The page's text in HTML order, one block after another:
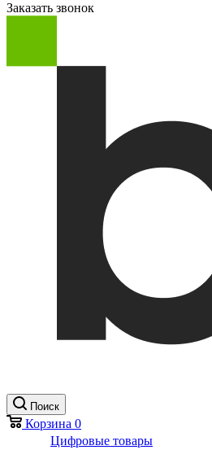
Заказать звонок
Поиск
Корзина 0
Цифровые товары